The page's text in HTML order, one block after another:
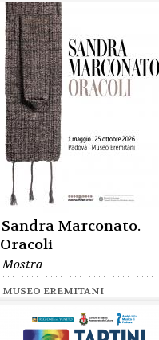
Sandra Marconato.
Oracoli
Mostra
MUSEO EREMITANI